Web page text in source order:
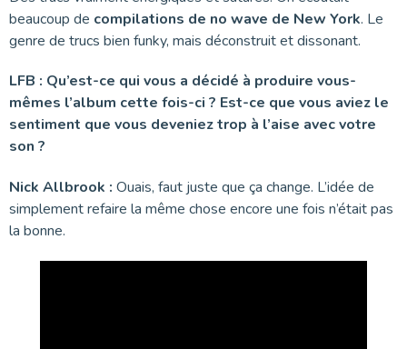
beaucoup de compilations de no wave de New York. Le
genre de trucs bien funky, mais déconstruit et dissonant.
LFB : Qu’est-ce qui vous a décidé à produire vous-
mêmes l’album cette fois-ci ? Est-ce que vous aviez le
sentiment que vous deveniez trop à l’aise avec votre
son ?
Nick Allbrook : Ouais, faut juste que ça change. L’idée de
simplement refaire la même chose encore une fois n’était pas
la bonne.